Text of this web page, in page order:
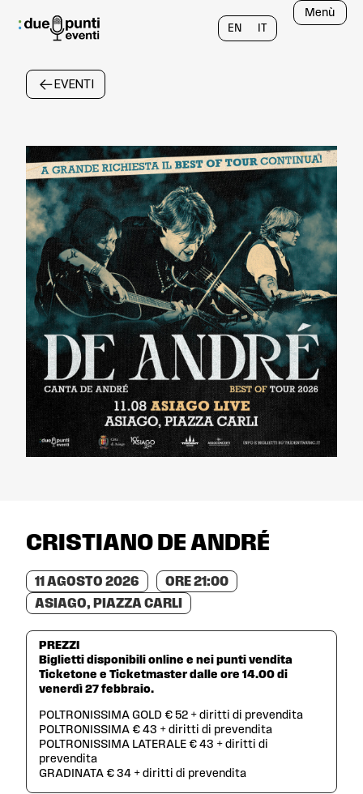
EN IT
Menù
EVENTI
CRISTIANO DE ANDRÉ
11 AGOSTO 2026 ORE21:00
ASIAGO, PIAZZA CARLI
PREZZI
Biglietti disponibili online e nei punti vendita
Ticketone e Ticketmaster dalle ore 14.00 di
venerdì 27 febbraio.
POLTRONISSIMA GOLD € 52 + diritti di prevendita
POLTRONISSIMA € 43 + diritti di prevendita
POLTRONISSIMA LATERALE € 43 + diritti di
prevendita
GRADINATA € 34 + diritti di prevendita